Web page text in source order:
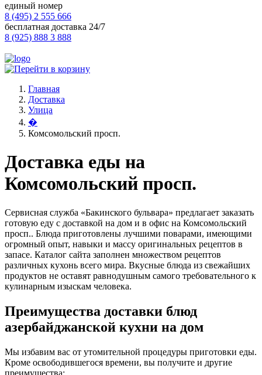
единый номер
8 (495) 2 555 666
бесплатная доставка 24/7
8 (925) 888 3 888
Главная
Доставка
Улица
�
Комсомольский просп.
Доставка еды на
Комсомольский просп.
Сервисная служба «Бакинского бульвара» предлагает заказать
готовую еду с доставкой на дом и в офис на Комсомольский
просп.. Блюда приготовлены лучшими поварами, имеющими
огромный опыт, навыки и массу оригинальных рецептов в
запасе. Каталог сайта заполнен множеством рецептов
различных кухонь всего мира. Вкусные блюда из свежайших
продуктов не оставят равнодушным самого требовательного к
кулинарным изыскам человека.
Преимущества доставки блюд
азербайджанской кухни на дом
Мы избавим вас от утомительной процедуры приготовки еды.
Кроме освободившегося времени, вы получите и другие
преимущества: